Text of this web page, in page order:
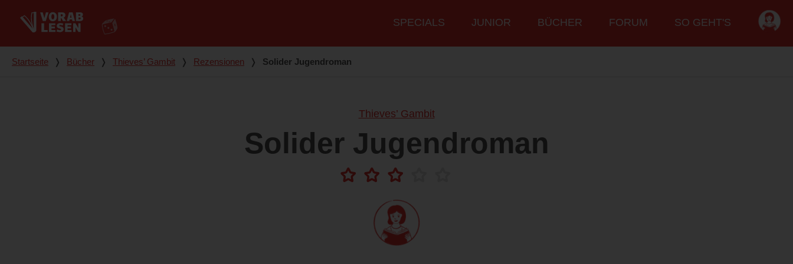
Hauptmenü
SPECIALS JUNIOR BÜCHER FORUM SO GEHT'S
Du bist hier
Startseite ❭ Bücher ❭ Thieves’ Gambit ❭ Rezensionen ❭ Solider Jugendroman
Thieves’ Gambit
Solider Jugendroman